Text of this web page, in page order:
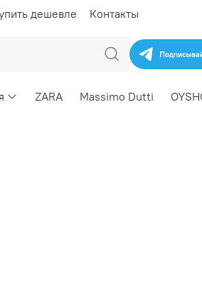
дешевле Контакты
ZARA Massimo Dutti